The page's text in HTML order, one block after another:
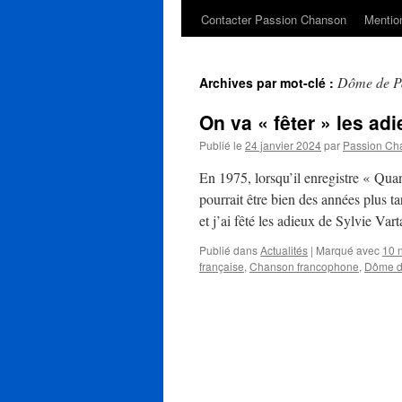
Contacter Passion Chanson
Archives par mot-clé : Dôme de
On va « fêter » les
Publié le 24 janvier 2024par Passion
En 1975, lorsqu’il enregistre «
pourrait être bien des années plus
et j’ai fêté les adieux de Sylvie
Publié dansActualités | Marqué avec 10
française, Chanson francophone, Dôme